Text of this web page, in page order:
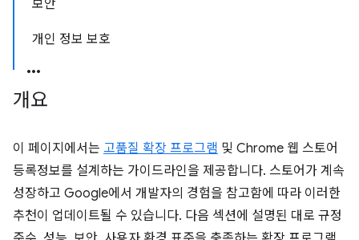
보안
개인 정보 보호
개요
이 페이지에서는 고품질 확장 프로그램 및 Chrome 웹 스토어
등록정보를 설계하는 가이드라인을 제공합니다. 스토어가 계속
성장하고 Google에서 개발자의 경험을 참고함에 따라 이러한
추천이 업데이트될 수 있습니다. 다음 섹션에 설명된 대로 규정